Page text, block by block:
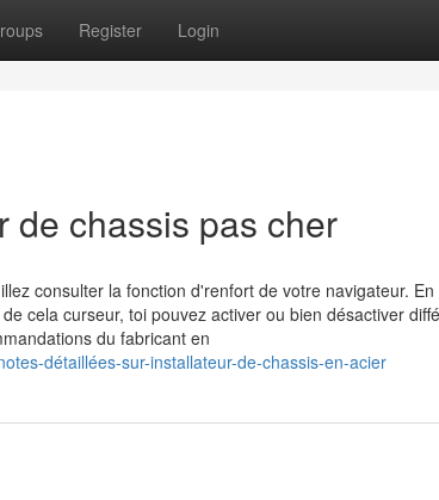
Register Login
de chassis pas cher
consulter la fonction d'renfort de votre navigateur.
cela curseur, toi pouvez activer ou bien désactiver
du fabricant en
détaillées-sur-installateur-de-chassis-en-acier